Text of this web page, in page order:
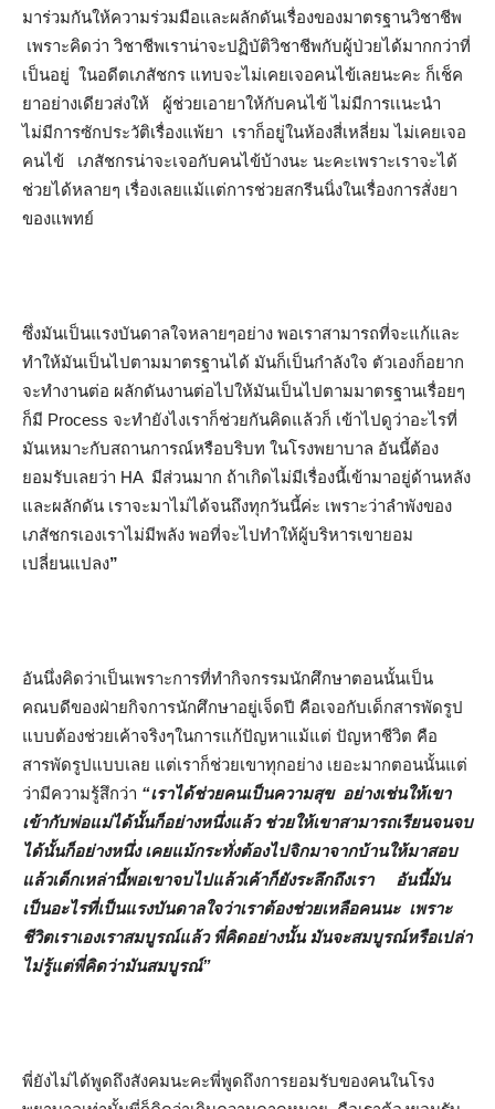
มาร่วมกันให้ความร่วมมือและผลักดันเรื่องของมาตรฐานวิชาชีพ
เพราะคิดว่า วิชาชีพเราน่าจะปฏิบัติวิชาชีพกับผู้ป่วยได้มากกว่าที่
เป็นอยู่ ในอดีตเภสัชกร แทบจะไม่เคยเจอคนไข้เลยนะคะ ก็เช็ค
ยาอย่างเดียวส่งให้ ผู้ช่วยเอายาให้กับคนไข้ ไม่มีการเเนะนำ
ไม่มีการซักประวัติเรื่องแพ้ยา เราก็อยู่ในห้องสี่เหลี่ยม ไม่เคยเจอ
คนไข้ เภสัชกรน่าจะเจอกับคนไข้บ้างนะ นะคะเพราะเราจะได้
ช่วยได้หลายๆ เรื่องเลยแม้เเต่การช่วยสกรีนนิ่งในเรื่องการสั่งยา
ของแพทย์
ซึ่งมันเป็นแรงบันดาลใจหลายๆอย่าง พอเราสามารถที่จะแก้และ
ทำให้มันเป็นไปตามมาตรฐานได้ มันก็เป็นกำลังใจ ตัวเองก็อยาก
จะทำงานต่อ ผลักดันงานต่อไปให้มันเป็นไปตามมาตรฐานเรื่อยๆ
ก็มี Process จะทำยังไงเราก็ช่วยกันคิดแล้วก็ เข้าไปดูว่าอะไรที่
มันเหมาะกับสถานการณ์หรือบริบท ในโรงพยาบาล อันนี้ต้อง
ยอมรับเลยว่า HA มีส่วนมาก ถ้าเกิดไม่มีเรื่องนี้เข้ามาอยู่ด้านหลัง
และผลักดัน เราจะมาไม่ได้จนถึงทุกวันนี้ค่ะ เพราะว่าลำพังของ
เภสัชกรเองเราไม่มีพลัง พอที่จะไปทำให้ผู้บริหารเขายอม
เปลี่ยนแปลง”
อันนึ่งคิดว่าเป็นเพราะการที่ทำกิจกรรมนักศึกษาตอนนั้นเป็น
คณบดีของฝ่ายกิจการนักศึกษาอยู่เจ็ดปี คือเจอกับเด็กสารพัดรูป
แบบต้องช่วยเค้าจริงๆในการแก้ปัญหาแม้แต่ ปัญหาชีวิต คือ
สารพัดรูปแบบเลย แต่เราก็ช่วยเขาทุกอย่าง เยอะมากตอนนั้นแต่
ว่ามีความรู้สึกว่า “เราได้ช่วยคนเป็นความสุข อย่างเช่นให้เขา
เข้ากับพ่อแม่ได้นั้นก็อย่างหนึ่งแล้ว ช่วยให้เขาสามารถเรียนจนจบ
ได้นั้นก็อย่างหนึ่ง เคยแม้กระทั่งต้องไปจิกมาจากบ้านให้มาสอบ
แล้วเด็กเหล่านี้พอเขาจบไปแล้วเค้าก็ยังระลึกถึงเรา อันนี้มัน
เป็นอะไรที่เป็นแรงบันดาลใจว่าเราต้องช่วยเหลือคนนะ เพราะ
ชีวิตเราเองเราสมบูรณ์แล้ว พี่คิดอย่างนั้น มันจะสมบูรณ์หรือเปล่า
ไม่รู้แต่พี่คิดว่ามันสมบูรณ์”
พี่ยังไม่ได้พูดถึงสังคมนะคะพี่พูดถึงการยอมรับของคนในโรง